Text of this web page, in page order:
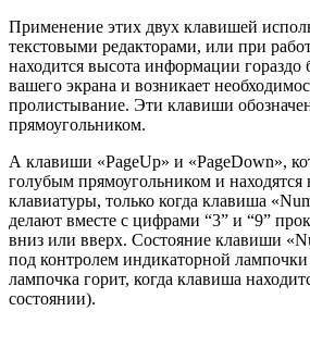
Применение этих двух клавишей
текстовыми редакторами, или при
находится высота информации
вашего экрана и возникает
пролистывание. Эти клавиши
прямоугольником.
А клавиши «PageUp» и «PageDown»,
голубым прямоугольником и
клавиатуры, только когда клавиша
делают вместе с цифрами “3” и “9”
вниз или вверх. Состояние клавиши
под контролем индикаторной
лампочка горит, когда клавиша
состоянии).